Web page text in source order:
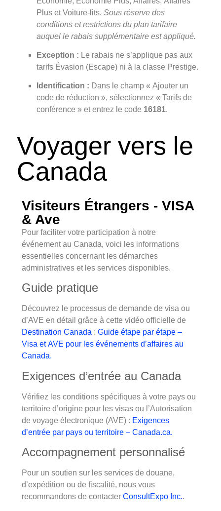
Plus et Voiture-lits. Sous réserve des
conditions et restrictions du plan tarifaire
auquel le rabais supplémentaire est appliqué.
Exception : Le rabais ne s’applique pas aux
tarifs Évasion (Escape) ni à la classe Prestige.
Identification : Dans le champ « Ajouter un
code de réduction », sélectionnez « Tarifs de
conférence » et entrez le code 16181.
Voyager vers le
Canada
Visiteurs Étrangers - VISA
& Ave
Pour faciliter votre participation à notre
événement au Canada, voici les informations
essentielles concernant les démarches
administratives et les services disponibles.
Guide pratique
Découvrez le processus de demande de visa ou
d’AVE en détail grâce à cette vidéo officielle de
Destination Canada : Guide étape par étape –
Visa et AVE pour les événements d’affaires au
Canada.
Exigences d’entrée au Canada
Vérifiez les conditions spécifiques à votre pays ou
territoire d’origine pour les visas ou l’Autorisation
de voyage électronique (AVE) : Exigences
d’entrée par pays ou territoire – Canada.ca.
Accompagnement personnalisé
Pour un soutien sur les services de douane,
d’expédition ou de fiscalité, nous vous
recommandons de contacter ConsultExpo Inc..